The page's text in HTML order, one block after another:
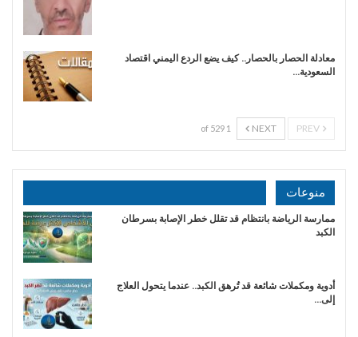
معادلة الحصار بالحصار.. كيف يضع الردع اليمني اقتصاد
السعودية…
NEXT
1 of 529
منوعات
ممارسة الرياضة بانتظام قد تقلل خطر الإصابة بسرطان
الكبد
أدوية ومكملات شائعة قد تُرهق الكبد.. عندما يتحول العلاج
إلى…